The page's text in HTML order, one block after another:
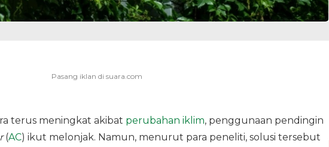
terus meningkat akibat perubahan iklim, penggunaan pendingin
(AC) ikut melonjak. Namun, menurut para peneliti, solusi tersebut